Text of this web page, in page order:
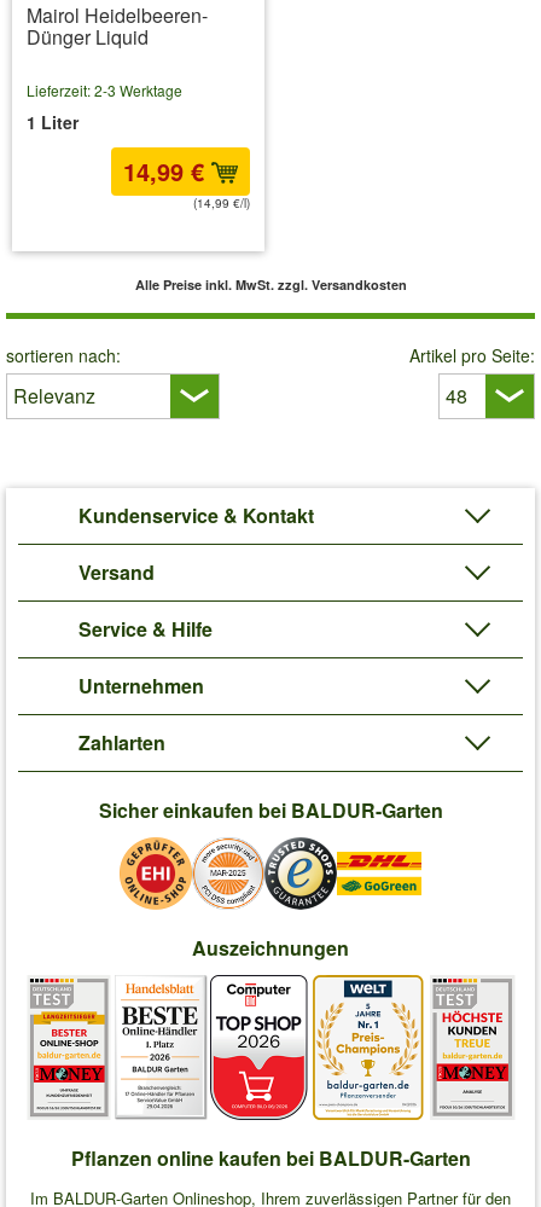
Mairol Heidelbeeren-
Dünger Liquid
Lieferzeit: 2-3 Werktage
1 Liter
14,99 €
(14,99 €/l)
Alle Preise inkl. MwSt. zzgl. Versandkosten
sortieren nach: Artikel pro Seite:
Kundenservice & Kontakt
Versand
Service & Hilfe
Unternehmen
Zahlarten
Sicher einkaufen bei BALDUR-Garten
Auszeichnungen
Pflanzen online kaufen bei BALDUR-Garten
Im BALDUR-Garten Onlineshop, Ihrem zuverlässigen Partner für den